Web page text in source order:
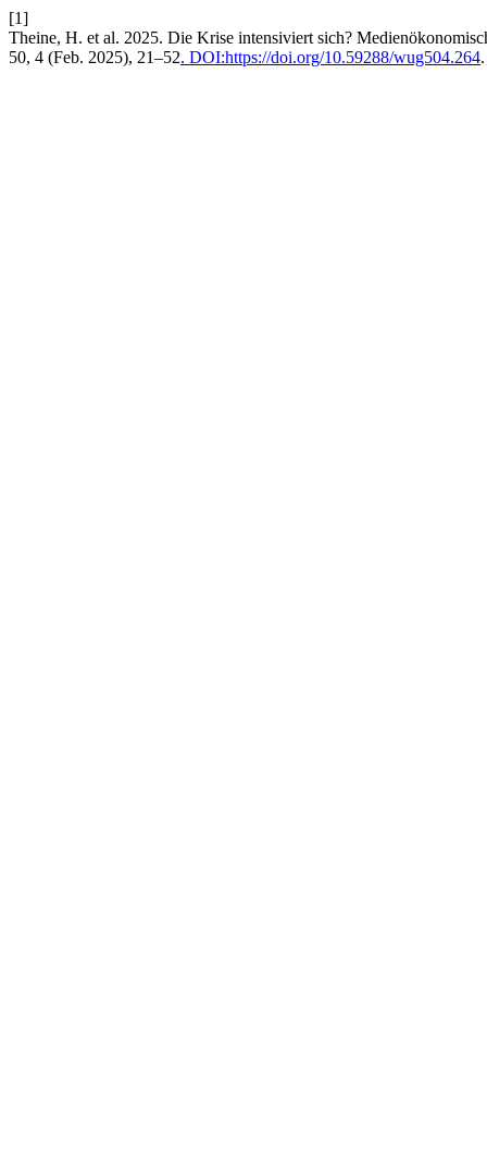
[1]
Theine, H. et al. 2025. Die Krise intensiviert sich?
50, 4 (Feb. 2025), 21–52. DOI:https://doi.org/10.59288/wug504.264.